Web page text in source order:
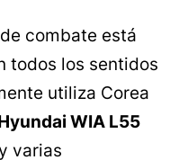
combate está
todos los sentidos
utiliza Corea
WIA L55
varias